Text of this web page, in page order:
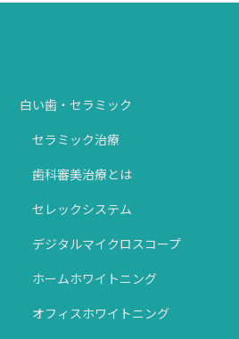
白い歯・セラミック
セラミック治療
歯科審美治療とは
セレックシステム
デジタルマイクロスコープ
ホームホワイトニング
オフィスホワイトニング